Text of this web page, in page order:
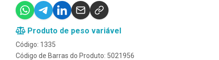
Produto de peso variável
Código: 1335
Código de Barras do Produto: 5021956